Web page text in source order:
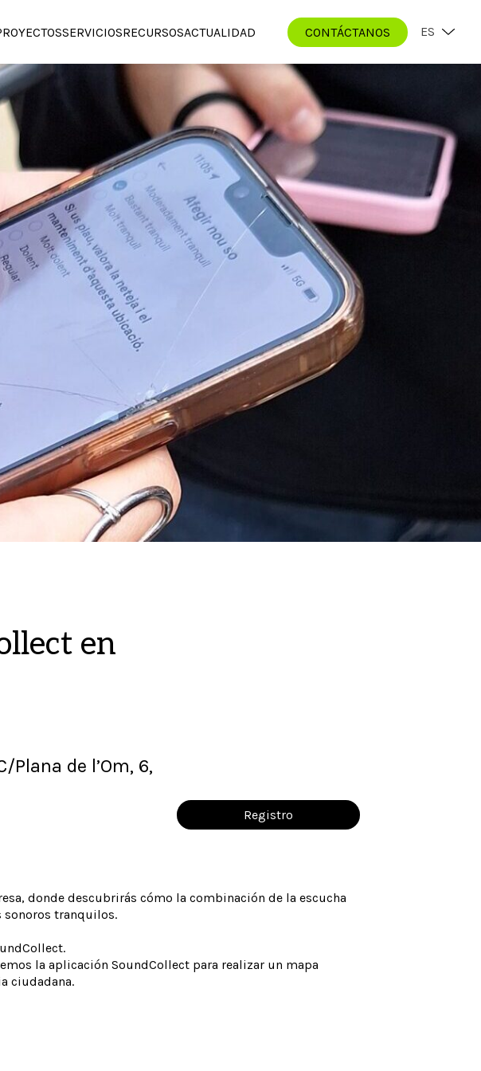
SERVICIOSRECURSOSACTUALIDAD CONTÁCTANOS ES
en
de l’Om, 6,
Registro
donde descubrirás cómo la combinación de la escucha
sonoros tranquilos.
la aplicación SoundCollect para realizar un mapa
ciudadana.